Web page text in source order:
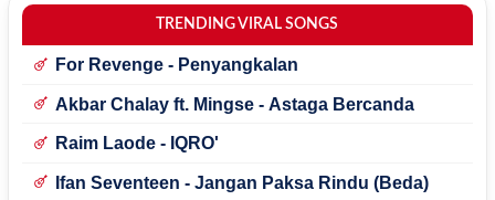
TRENDING VIRAL SONGS
For Revenge - Penyangkalan
Akbar Chalay ft. Mingse - Astaga Bercanda
Raim Laode - IQRO'
Ifan Seventeen - Jangan Paksa Rindu (Beda)